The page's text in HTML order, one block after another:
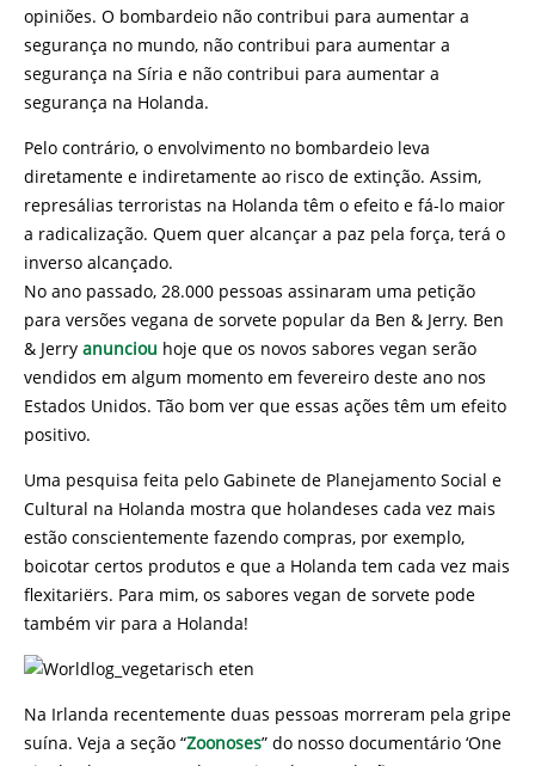
opiniões. O bombardeio não contribui para aumentar a
segurança no mundo, não contribui para aumentar a
segurança na Síria e não contribui para aumentar a
segurança na Holanda.
Pelo contrário, o envolvimento no bombardeio leva
diretamente e indiretamente ao risco de extinção. Assim,
represálias terroristas na Holanda têm o efeito e fá-lo maior
a radicalização. Quem quer alcançar a paz pela força, terá o
inverso alcançado.
No ano passado, 28.000 pessoas assinaram uma petição
para versões vegana de sorvete popular da Ben & Jerry. Ben
& Jerry anunciou hoje que os novos sabores vegan serão
vendidos em algum momento em fevereiro deste ano nos
Estados Unidos. Tão bom ver que essas ações têm um efeito
positivo.
Uma pesquisa feita pelo Gabinete de Planejamento Social e
Cultural na Holanda mostra que holandeses cada vez mais
estão conscientemente fazendo compras, por exemplo,
boicotar certos produtos e que a Holanda tem cada vez mais
flexitariërs. Para mim, os sabores vegan de sorvete pode
também vir para a Holanda!
Na Irlanda recentemente duas pessoas morreram pela gripe
suína. Veja a seção “Zoonoses” do nosso documentário ‘One